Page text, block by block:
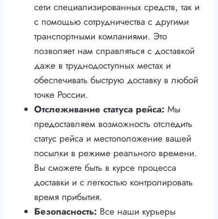
сети специализированных средств, так и
с помощью сотрудничества с другими
транспортными компаниями. Это
позволяет нам справляться с доставкой
даже в труднодоступных местах и
обеспечивать быструю доставку в любой
точке России.
Отслеживание статуса рейса: Мы
предоставляем возможность отследить
статус рейса и местоположение вашей
посылки в режиме реального времени.
Вы сможете быть в курсе процесса
доставки и с легкостью контролировать
время прибытия.
Безопасность: Все наши курьеры